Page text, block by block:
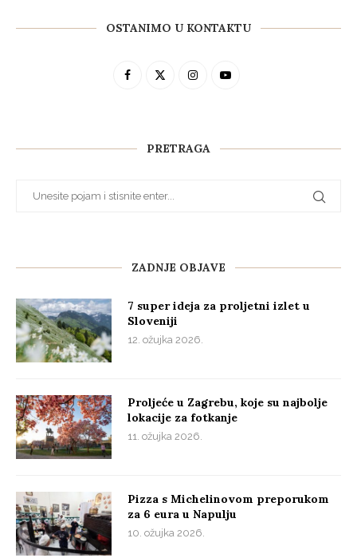
OSTANIMO U KONTAKTU
PRETRAGA
ZADNJE OBJAVE
7 super ideja za proljetni izlet u
Sloveniji
12. ožujka 2026.
Proljeće u Zagrebu, koje su najbolje
lokacije za fotkanje
11. ožujka 2026.
Pizza s Michelinovom preporukom
za 6 eura u Napulju
10. ožujka 2026.